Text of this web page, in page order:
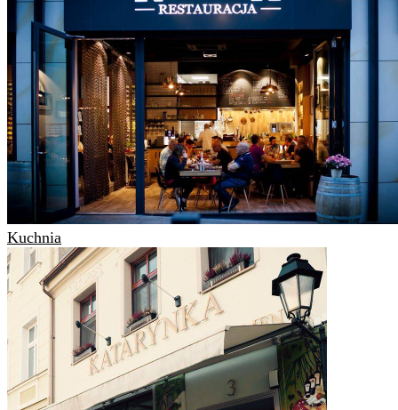
Kuchnia